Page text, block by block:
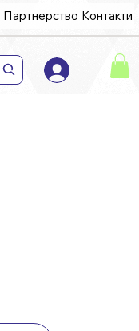
Партнерство Контакти